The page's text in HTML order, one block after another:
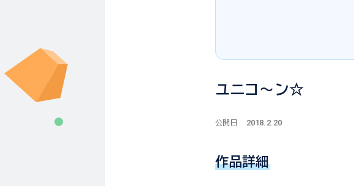
ユニコ～ン☆
公開日 2018.2.20
作品詳細